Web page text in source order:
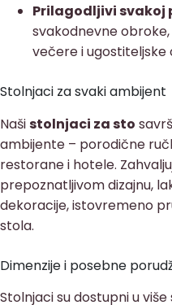
Prilagodljivi svakoj
svakodnevne
večere i ugostiteljske
Stolnjaci za svaki ambijent
Našistolnjaci za sto
ambijente – porodične
restorane i hotele.
prepoznatljivom dizajnu,
dekoracije, istovremeno
stola.
Dimenzije i posebne
Stolnjaci su dostupni u